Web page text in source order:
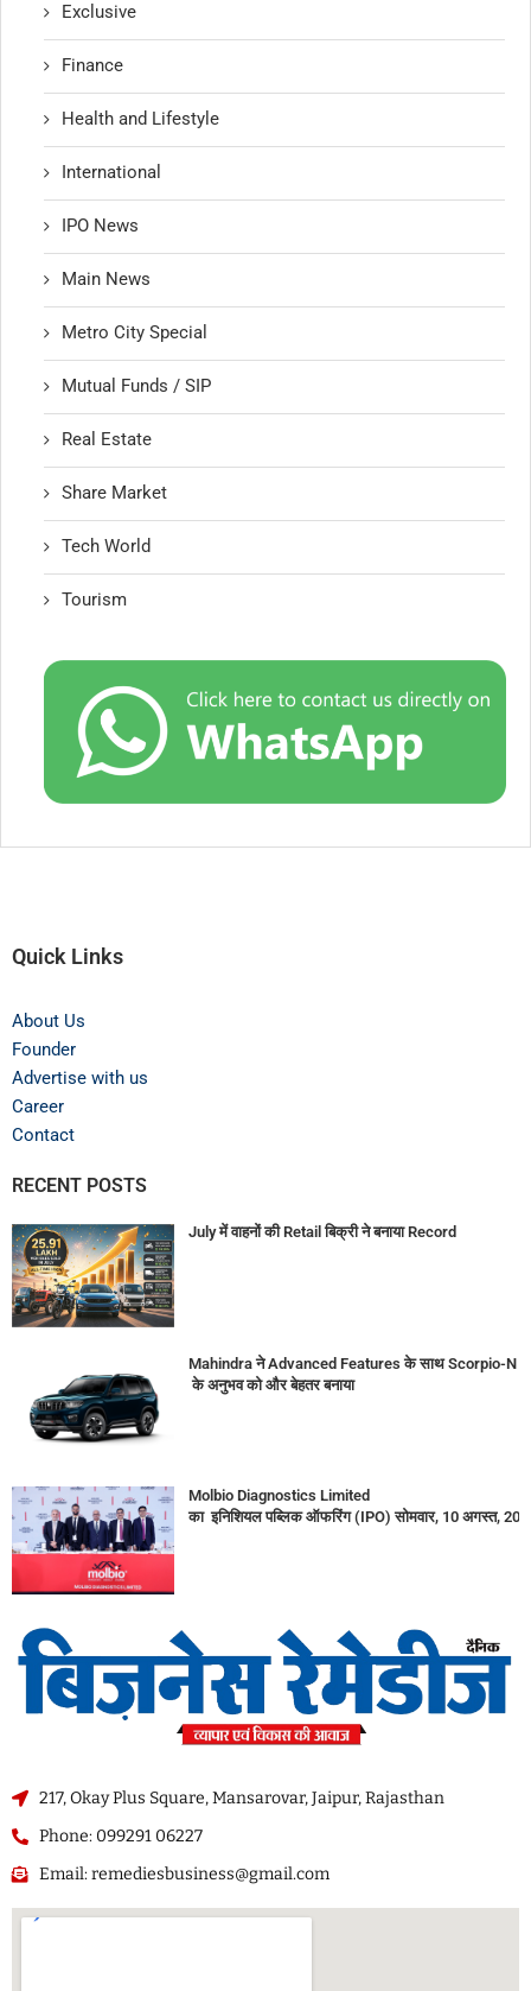
Exclusive
Finance
Health and Lifestyle
International
IPO News
Main News
Metro City Special
Mutual Funds / SIP
Real Estate
Share Market
Tech World
Tourism
Quick Links
About Us
Founder
Advertise with us
Career
Contact
RECENT POSTS
July में वाहनों की Retail बिक्री ने बनाया Record
Mahindra ने Advanced Features के साथ Scorpio-N
के अनुभव को और बेहतर बनाया
Molbio Diagnostics Limited
का इनिशियल पब्लिक ऑफरिंग (IPO) सोमवार, 10 अगस्त,
217, Okay Plus Square, Mansarovar, Jaipur, Rajasthan
Phone: 099291 06227
Email: remediesbusiness@gmail.com